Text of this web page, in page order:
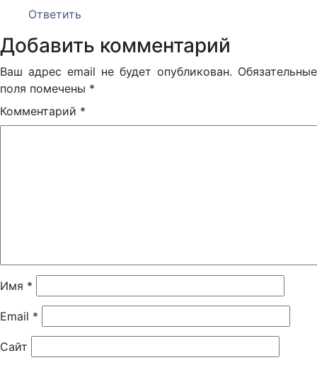
Ответить
Добавить комментарий
Ваш адрес email не будет опубликован. Обязательные
поля помечены *
Комментарий *
Имя *
Email *
Сайт